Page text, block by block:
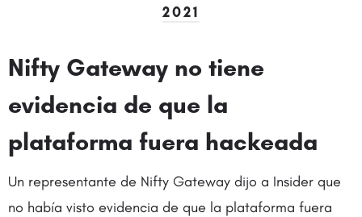
2021
Nifty Gateway no tiene
evidencia de que la
plataforma fuera hackeada
Un representante de Nifty Gateway dijo a Insider que
no había visto evidencia de que la plataforma fuera